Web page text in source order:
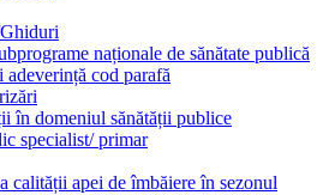
naționale de sănătate publică
adeverință cod parafă
în domeniul sănătății publice
specialist/ primar
calității apei de îmbăiere în sezonul